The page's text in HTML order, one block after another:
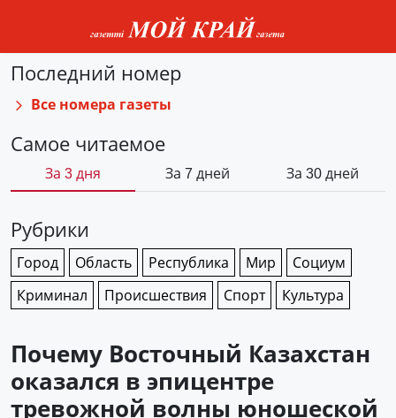
Почему Восточный Казахстан
оказался в эпицентре
тревожной волны юношеской
Последний номер
Все номера газеты
Самое читаемое
За 3 дня За 7 дней За 30 дней
Рубрики
Город Область Республика Мир
Социум
Криминал
Происшествия Спорт Культура